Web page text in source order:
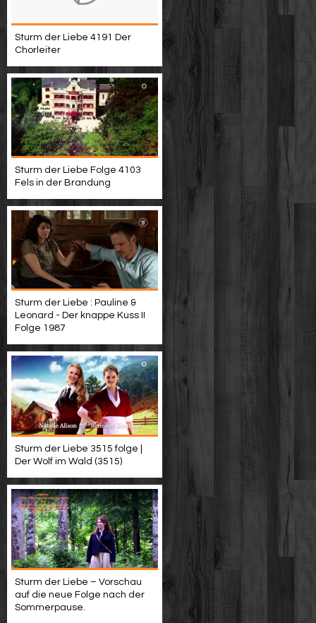
Sturm der Liebe 4191 Der
Chorleiter
Sturm der Liebe Folge 4103
Fels in der Brandung
Sturm der Liebe : Pauline &
Leonard - Der knappe Kuss II
Folge 1987
Sturm der Liebe 3515 folge |
Der Wolf im Wald (3515)
Sturm der Liebe – Vorschau
auf die neue Folge nach der
Sommerpause.